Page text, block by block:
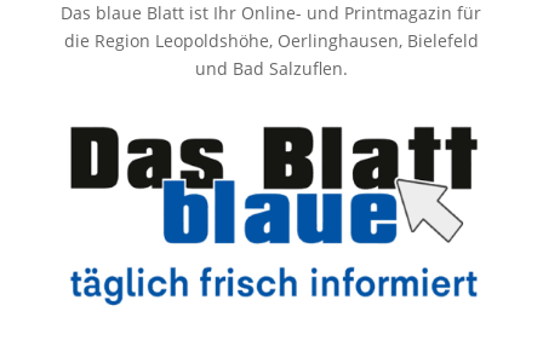
Das blaue Blatt ist Ihr Online- und Printmagazin für
die Region Leopoldshöhe, Oerlinghausen, Bielefeld
und Bad Salzuflen.